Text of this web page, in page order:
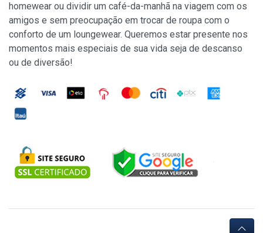
homewear ou dividir um café-da-manhã na viagem com os
amigos e sem preocupação em trocar de roupa com o
conforto de um loungewear. Queremos estar presente nos
momentos mais especiais de sua vida seja de descanso
ou de diversão!